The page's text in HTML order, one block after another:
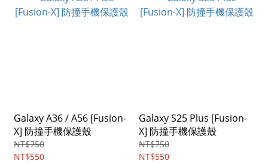
Galaxy A36 / A56 [Fusion-
X] 防撞手機保護殼
NT$750
NT$550
Galaxy S25 Plus [Fusion-
X] 防撞手機保護殼
NT$750
NT$550